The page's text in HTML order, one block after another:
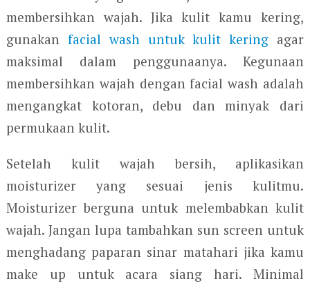
membersihkan wajah. Jika kulit kamu kering,
gunakan facial wash untuk kulit kering agar
maksimal dalam penggunaanya. Kegunaan
membersihkan wajah dengan facial wash adalah
mengangkat kotoran, debu dan minyak dari
permukaan kulit.
Setelah kulit wajah bersih, aplikasikan
moisturizer yang sesuai jenis kulitmu.
Moisturizer berguna untuk melembabkan kulit
wajah. Jangan lupa tambahkan sun screen untuk
menghadang paparan sinar matahari jika kamu
make up untuk acara siang hari. Minimal